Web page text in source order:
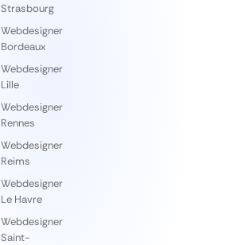
Strasbourg
Webdesigner
Bordeaux
Webdesigner
Lille
Webdesigner
Rennes
Webdesigner
Reims
Webdesigner
Le Havre
Webdesigner
Saint-